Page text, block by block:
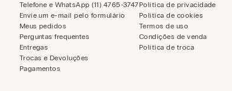
Telefone e WhatsApp (11) 4765-3747
Envie um e-mail pelo formulário
Meus pedidos
Perguntas frequentes
Entregas
Trocas e Devoluções
Pagamentos
Política de privacidade
Política de cookies
Termos de uso
Condições de venda
Política de troca